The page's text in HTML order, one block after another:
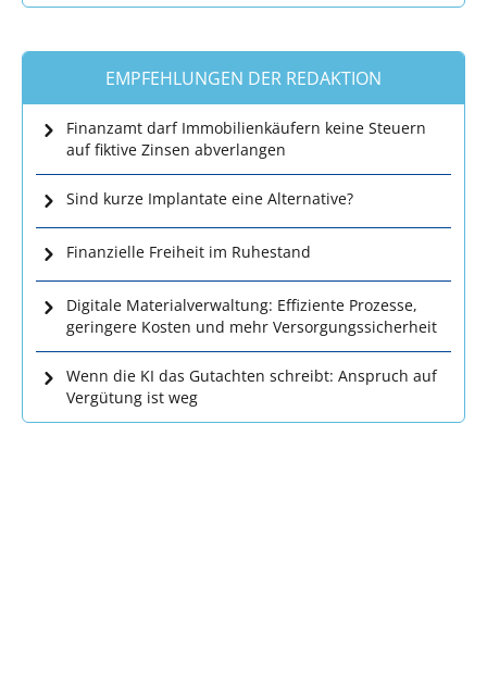
EMPFEHLUNGEN DER REDAKTION
Finanzamt darf Immobilienkäufern keine Steuern
auf fiktive Zinsen abverlangen
Sind kurze Implantate eine Alternative?
Finanzielle Freiheit im Ruhestand
Digitale Materialverwaltung: Effiziente Prozesse,
geringere Kosten und mehr Versorgungssicherheit
Wenn die KI das Gutachten schreibt: Anspruch auf
Vergütung ist weg